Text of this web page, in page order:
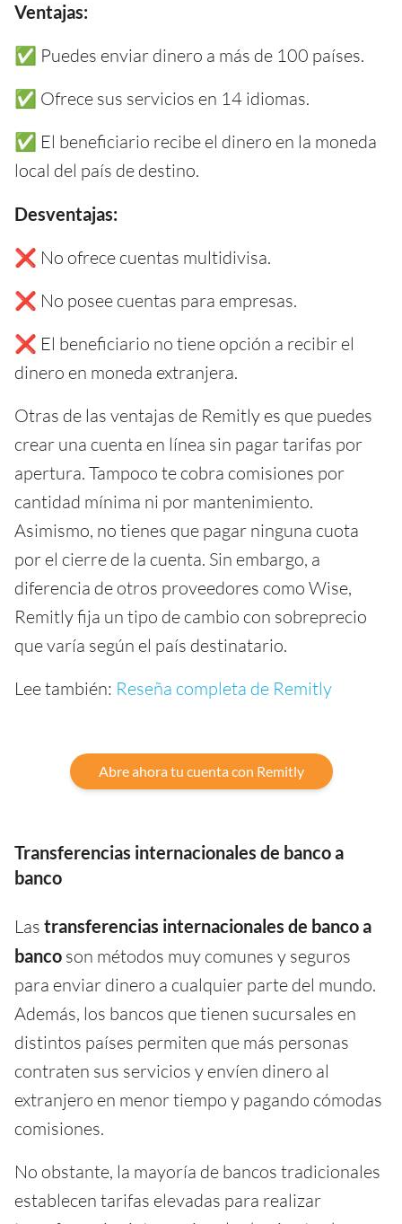
Ventajas:
✅ Puedes enviar dinero a más de 100 países.
✅ Ofrece sus servicios en 14 idiomas.
✅ El beneficiario recibe el dinero en la moneda
local del país de destino.
Desventajas:
❌ No ofrece cuentas multidivisa.
❌ No posee cuentas para empresas.
❌ El beneficiario no tiene opción a recibir el
dinero en moneda extranjera.
Otras de las ventajas de Remitly es que puedes
crear una cuenta en línea sin pagar tarifas por
apertura. Tampoco te cobra comisiones por
cantidad mínima ni por mantenimiento.
Asimismo, no tienes que pagar ninguna cuota
por el cierre de la cuenta. Sin embargo, a
diferencia de otros proveedores como Wise,
Remitly fija un tipo de cambio con sobreprecio
que varía según el país destinatario.
Lee también: Reseña completa de Remitly
Abre ahora tu cuenta con Remitly
Transferencias internacionales de banco a
banco
Las transferencias internacionales de banco a
banco son métodos muy comunes y seguros
para enviar dinero a cualquier parte del mundo.
Además, los bancos que tienen sucursales en
distintos países permiten que más personas
contraten sus servicios y envíen dinero al
extranjero en menor tiempo y pagando cómodas
comisiones.
No obstante, la mayoría de bancos tradicionales
establecen tarifas elevadas para realizar